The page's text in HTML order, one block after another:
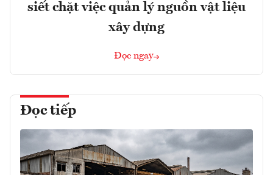
siết chặt việc quản lý nguồn vật liệu
xây dựng
Đọc ngay
Đọc tiếp